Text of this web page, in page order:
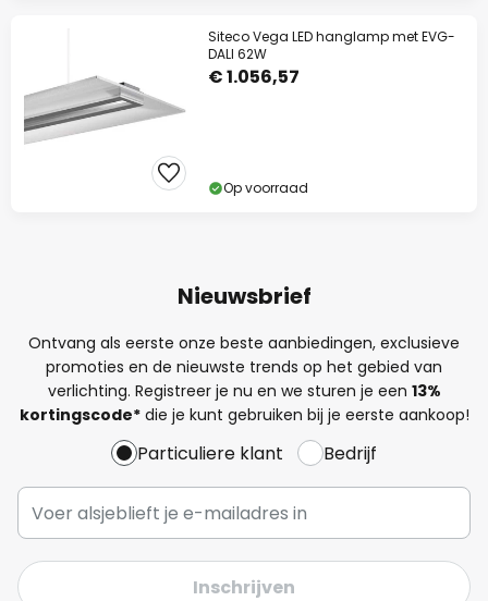
Siteco Vega LED hanglamp met EVG-
DALI 62W
€ 1.056,57
Op voorraad
Nieuwsbrief
Ontvang als eerste onze beste aanbiedingen, exclusieve
promoties en de nieuwste trends op het gebied van
verlichting. Registreer je nu en we sturen je een 13%
kortingscode*die je kunt gebruiken bij je eerste aankoop!
Particuliere klant Bedrijf
Inschrijven